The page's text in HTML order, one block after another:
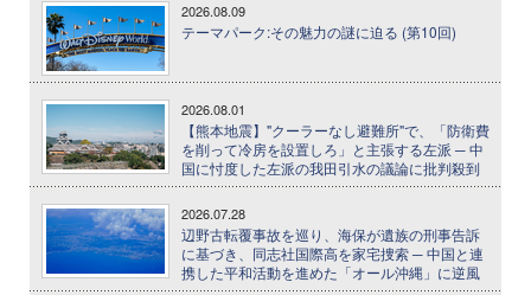
2026.08.09
テーマパーク:その魅力の謎に迫る (第10回)
2026.08.01
【熊本地震】"クーラーなし避難所"で、「防衛費
を削って冷房を設置しろ」と主張する左派 ─ 中
国に忖度した左派の我田引水の議論に批判殺到
2026.07.28
辺野古転覆事故を巡り、海保が遺族の刑事告訴
に基づき、同志社国際高を家宅捜索 ─ 中国と連
携した平和活動を進めた「オール沖縄」に逆風